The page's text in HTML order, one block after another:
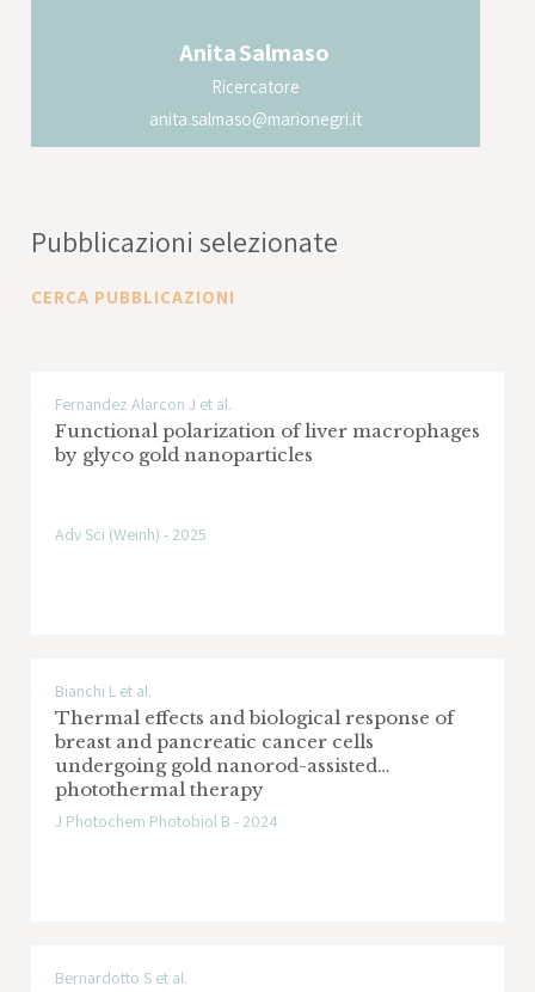
AnitaSalmaso
Ricercatore
anita.salmaso@marionegri.it
Pubblicazioni selezionate
CERCA PUBBLICAZIONI
Fernandez Alarcon J et al.
Functional polarization of liver macrophages
by glyco gold nanoparticles
Adv Sci (Weinh) - 2025
Bianchi L et al.
Thermal effects and biological response of
breast and pancreatic cancer cells
undergoing gold nanorod-assisted
photothermal therapy
J Photochem Photobiol B - 2024
Bernardotto S et al.